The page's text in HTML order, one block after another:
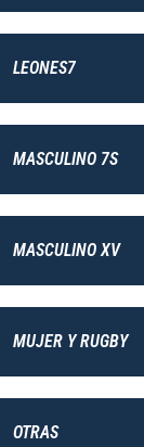
LEONES7
MASCULINO 7S
MASCULINO XV
MUJER Y RUGBY
OTRAS